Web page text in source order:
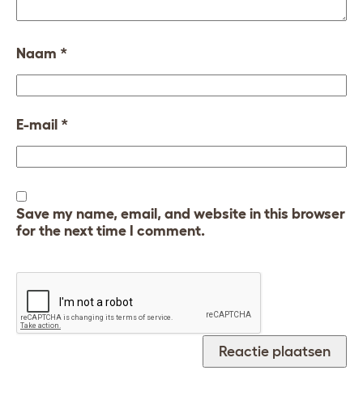
Naam *
E-mail *
Save my name, email, and website in this browser
for the next time I comment.